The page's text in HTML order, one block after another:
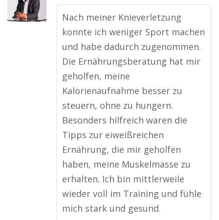
Nach meiner Knieverletzung
konnte ich weniger Sport machen
und habe dadurch zugenommen.
Die Ernährungsberatung hat mir
geholfen, meine
Kalorienaufnahme besser zu
steuern, ohne zu hungern.
Besonders hilfreich waren die
Tipps zur eiweißreichen
Ernährung, die mir geholfen
haben, meine Muskelmasse zu
erhalten. Ich bin mittlerweile
wieder voll im Training und fühle
mich stark und gesund.